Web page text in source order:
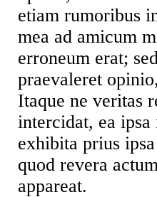
etiam rumoribus
mea ad amicum
erroneum erat;
praevaleret
Itaque ne veritas
intercidat, ea
exhibita prius
quod revera
appareat.